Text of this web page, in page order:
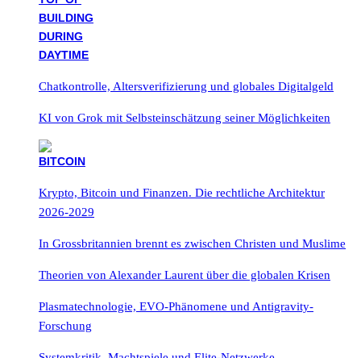
Chatkontrolle, Altersverifizierung und globales Digitalgeld
KI von Grok mit Selbsteinschätzung seiner Möglichkeiten
Krypto, Bitcoin und Finanzen. Die rechtliche Architektur
2026-2029
In Grossbritannien brennt es zwischen Christen und Muslime
Theorien von Alexander Laurent über die globalen Krisen
Plasmatechnologie, EVO-Phänomene und Antigravity-
Forschung